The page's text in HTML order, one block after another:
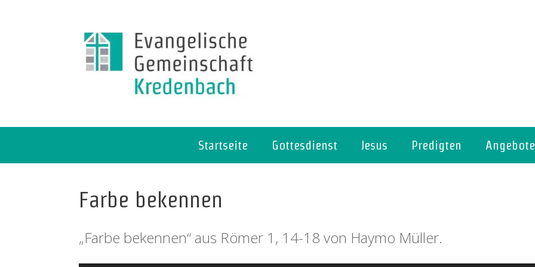
Startseite Gottesdienst Jesus Predigten Angebote
Farbe bekennen
„Farbe bekennen“ aus Römer 1, 14-18 von Haymo Müller.